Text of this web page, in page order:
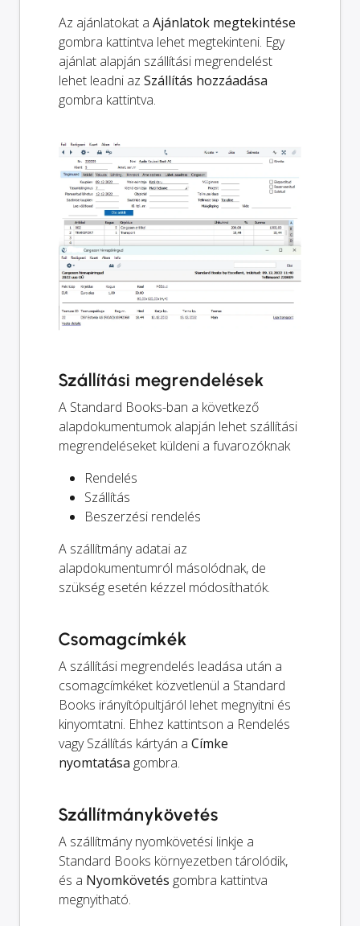
Az ajánlatokat a Ajánlatok megtekintése
gombra kattintva lehet megtekinteni. Egy
ajánlat alapján szállítási megrendelést
lehet leadni az Szállítás hozzáadása
gombra kattintva.
Szállítási megrendelések
A Standard Books-ban a következő
alapdokumentumok alapján lehet szállítási
megrendeléseket küldeni a fuvarozóknak
Rendelés
Szállítás
Beszerzési rendelés
A szállítmány adatai az
alapdokumentumról másolódnak, de
szükség esetén kézzel módosíthatók.
Csomagcímkék
A szállítási megrendelés leadása után a
csomagcímkéket közvetlenül a Standard
Books irányítópultjáról lehet megnyitni és
kinyomtatni. Ehhez kattintson a Rendelés
vagy Szállítás kártyán a Címke
nyomtatása gombra.
Szállítmánykövetés
A szállítmány nyomkövetési linkje a
Standard Books környezetben tárolódik,
és a Nyomkövetés gombra kattintva
megnyitható.